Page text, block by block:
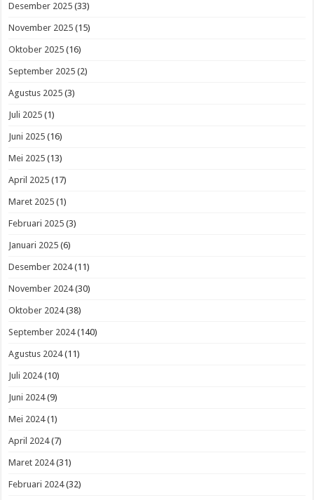
Desember 2025 (33)
November 2025 (15)
Oktober 2025 (16)
September 2025 (2)
Agustus 2025 (3)
Juli 2025 (1)
Juni 2025 (16)
Mei 2025 (13)
April 2025 (17)
Maret 2025 (1)
Februari 2025 (3)
Januari 2025 (6)
Desember 2024(11)
November 2024(30)
Oktober 2024(38)
September 2024(140)
Agustus 2024(11)
Juli 2024(10)
Juni 2024(9)
Mei 2024(1)
April 2024(7)
Maret 2024(31)
Februari 2024(32)